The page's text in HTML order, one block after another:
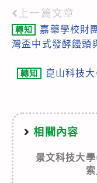
Read
more
上一篇文章
轉知
嘉藥學校財
灣盃中式發酵饅頭
轉知
崑山科技
相關內容
景文科技大